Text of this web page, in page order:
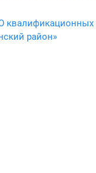
район»